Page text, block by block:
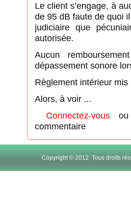
Le client s’engage, à
de 95 dB faute de quoi
judiciaire que
autorisée.
Aucun
dépassement sonore
Règlement intérieur
Alors, à voir ...
Connectez-vous
commentaire
Copyright © 2012. Tous droits